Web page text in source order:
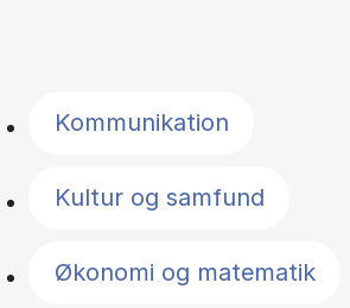
Kommunikation
Kultur og samfund
Økonomi og matematik